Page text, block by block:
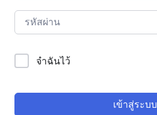
จำฉันไว้
เข้าสู่ระบบ